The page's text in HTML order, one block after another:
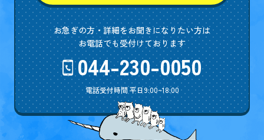
お急ぎの方・詳細をお聞きになりたい方は
お電話でも受付けております
044-230-0050
電話受付時間 平日9:00~18:00